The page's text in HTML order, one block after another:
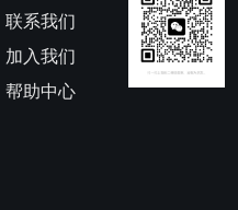
联系我们
加入我们
帮助中心